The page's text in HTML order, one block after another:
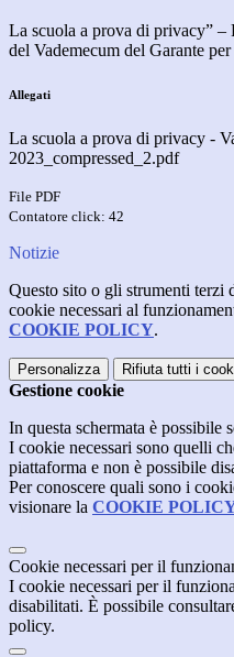
La scuola a prova di privacy” –
del Vademecum del Garante
Allegati
La scuola a prova di privacy -
2023_compressed_2.pdf
File PDF
Contatore click: 42
Notizie
Questo sito o gli strumenti terzi
cookie necessari al
COOKIE POLICY.
Personalizza Rifiuta tutti i
Gestione cookie
In questa schermata è possibile
I cookie necessari sono quelli
piattaforma e non è possibile
Per conoscere quali sono i
visionare la COOKIE
Cookie necessari per il
I cookie necessari per il
disabilitati. È possibile
policy.